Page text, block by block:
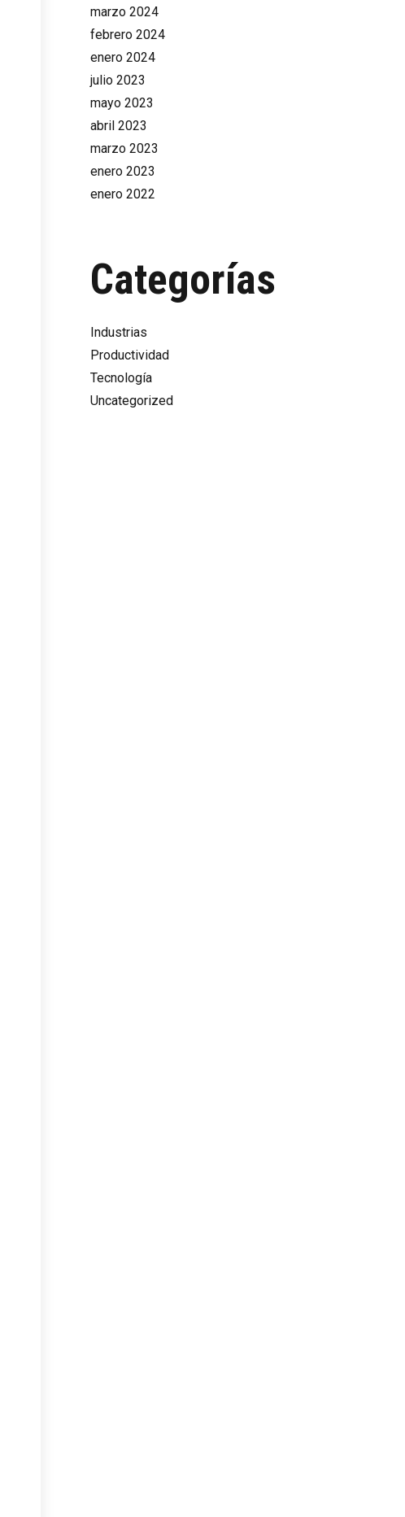
marzo 2024
febrero 2024
enero 2024
julio 2023
mayo 2023
abril 2023
marzo 2023
enero 2023
enero 2022
Categorías
Industrias
Productividad
Tecnología
Uncategorized